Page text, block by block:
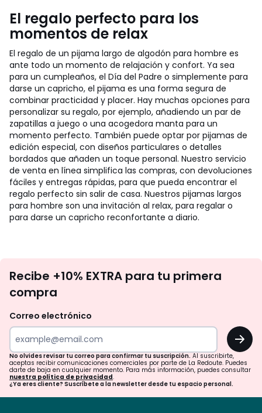
El regalo perfecto para los
momentos de relax
El regalo de un pijama largo de algodón para hombre es
ante todo un momento de relajación y confort. Ya sea
para un cumpleaños, el Día del Padre o simplemente para
darse un capricho, el pijama es una forma segura de
combinar practicidad y placer. Hay muchas opciones para
personalizar su regalo, por ejemplo, añadiendo un par de
zapatillas a juego o una acogedora manta para un
momento perfecto. También puede optar por pijamas de
edición especial, con diseños particulares o detalles
bordados que añaden un toque personal. Nuestro servicio
de venta en línea simplifica las compras, con devoluciones
fáciles y entregas rápidas, para que pueda encontrar el
regalo perfecto sin salir de casa. Nuestros pijamas largos
para hombre son una invitación al relax, para regalar o
para darse un capricho reconfortante a diario.
te
tu
para
confirmar
tu
suscripción.
Recibe +10% EXTRA para tu primera
compra
Correo electrónico
OK
No olvides revisar tu correo para confirmar tu suscripción. Al suscribirte,
aceptas recibir comunicaciones comerciales por parte de La Redoute. Puedes
darte de baja en cualquier momento. Para más información, puedes consultar
nuestra política de privacidad.
¿Ya eres cliente? Suscríbete a la newsletter desde tu espacio personal.